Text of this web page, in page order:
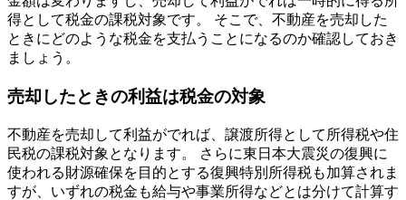
得として税金の課税対象です。 そこで、不動産を売却した
ときにどのような税金を支払うことになるのか確認しておき
ましょう。
売却したときの利益は税金の対象
不動産を売却して利益がでれば、譲渡所得として所得税や住
民税の課税対象となります。 さらに東日本大震災の復興に
使われる財源確保を目的とする復興特別所得税も加算されま
すが、いずれの税金も給与や事業所得などとは分けて計算す